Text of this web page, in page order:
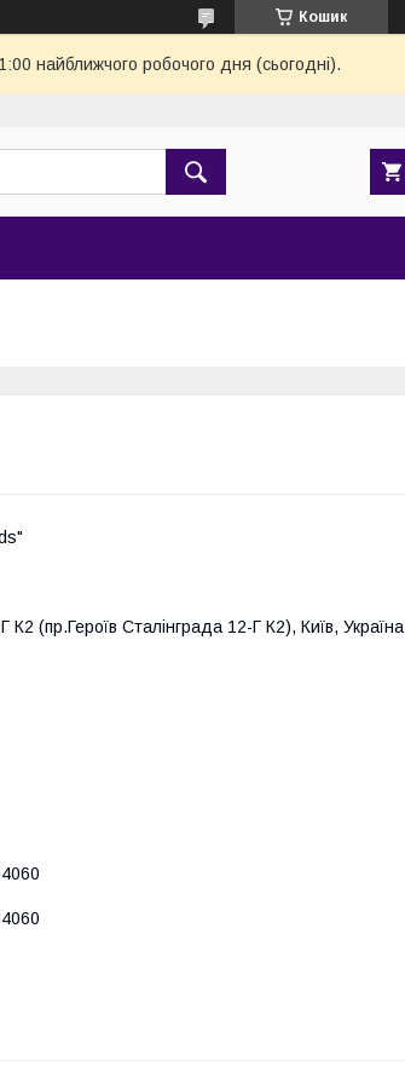
Кошик
найближчого робочого дня (сьогодні).
(пр.Героїв Сталінграда 12-Г К2), Київ, Україна